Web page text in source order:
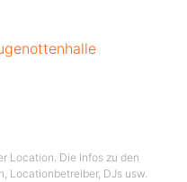
Location. Die Infos zu den
Locationbetreiber, DJs usw.